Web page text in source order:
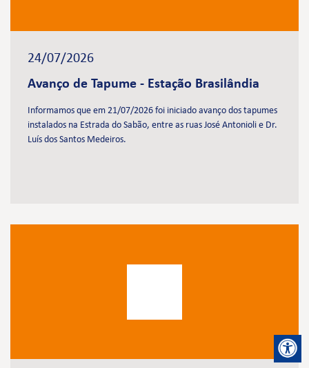
24/07/2026
Avanço de Tapume - Estação Brasilândia
Informamos que em 21/07/2026 foi iniciado avanço dos tapumes
instalados na Estrada do Sabão, entre as ruas José Antonioli e Dr.
Luís dos Santos Medeiros.